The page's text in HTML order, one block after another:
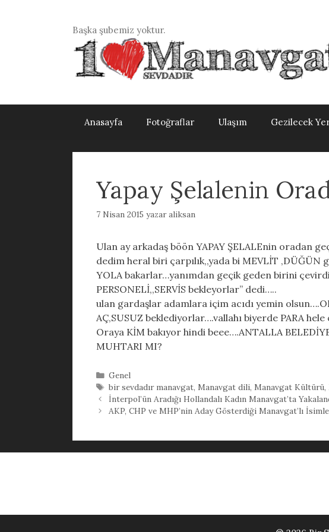
Başka şubemiz yoktur.
Anasayfa Fotoğraflar Ulaşım Gezilecek
Yapay Şelalenin
7 Nisan 2015 yazaraliksan
Ulan ay arkadaş böön YAPAY ŞELALEnin oradan
dedim heral biri çarpılık,,yada bi MEVLİT ,DÜĞÜN
YOLA bakarlar…yanımdan geçik geden birini
PERSONELİ,,SERVİS bekleyorlar” dedi…..
ulan gardaşlar adamlara içim acıdı yemin
AÇ,SUSUZ beklediyorlar….vallahı biyerde PARA
Oraya KİM bakıyor hindi beee….ANTALLA
MUHTARI MI?
Kategoriler
Genel
Etiketler
bir sevdadır manavgat,Manavgat dili,Manavgat Kültürü,
İnterpol’ün Aradığı Hollandalı Kadın Manavgat’ta
AKP, CHP ve MHP’nin Aday Gösterdiği Manavgat’lı